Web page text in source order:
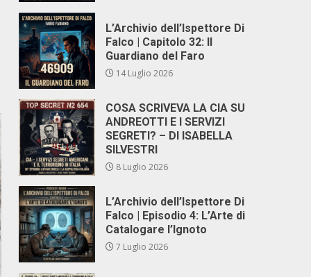
L’Archivio dell’Ispettore Di
Falco | Capitolo 32: Il
Guardiano del Faro
14 Luglio 2026
COSA SCRIVEVA LA CIA SU
ANDREOTTI E I SERVIZI
SEGRETI? – DI ISABELLA
SILVESTRI
8 Luglio 2026
L’Archivio dell’Ispettore Di
Falco | Episodio 4: L’Arte di
Catalogare l’Ignoto
7 Luglio 2026